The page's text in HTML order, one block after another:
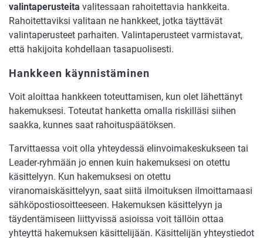
valintaperusteita valitessaan rahoitettavia hankkeita.
Rahoitettaviksi valitaan ne hankkeet, jotka täyttävät
valintaperusteet parhaiten. Valintaperusteet varmistavat,
että hakijoita kohdellaan tasapuolisesti.
Hankkeen käynnistäminen
Voit aloittaa hankkeen toteuttamisen, kun olet lähettänyt
hakemuksesi. Toteutat hanketta omalla riskilläsi siihen
saakka, kunnes saat rahoituspäätöksen.
Tarvittaessa voit olla yhteydessä elinvoimakeskukseen tai
Leader-ryhmään jo ennen kuin hakemuksesi on otettu
käsittelyyn. Kun hakemuksesi on otettu
viranomaiskäsittelyyn, saat siitä ilmoituksen ilmoittamaasi
sähköpostiosoitteeseen. Hakemuksen käsittelyyn ja
täydentämiseen liittyvissä asioissa voit tällöin ottaa
yhteyttä hakemuksen käsittelijään. Käsittelijän yhteystiedot